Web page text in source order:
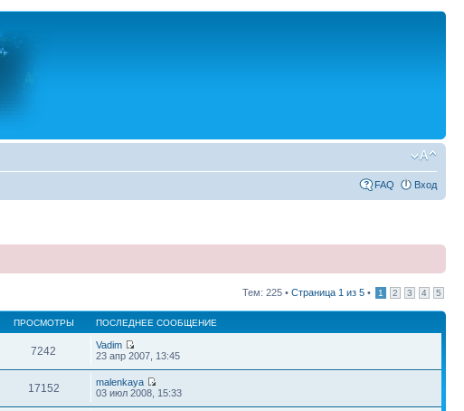
FAQ Вход
Тем: 225 • Страница 1 из 5 • 1 2 3 4 5
ПРОСМОТРЫ ПОСЛЕДНЕЕ СООБЩЕНИЕ
7242
Vadim
23 апр 2007, 13:45
17152
malenkaya
03 июл 2008, 15:33